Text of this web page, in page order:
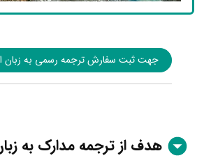
جهت ثبت سفارش ترجمه رسمی به زبان
هدف از ترجمه مدارک به